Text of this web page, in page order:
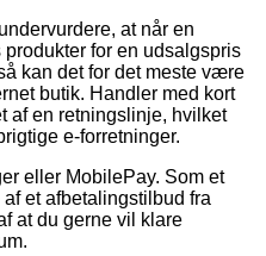
at når en
for en udsalgspris
kan det for det meste være
butik. Handler med kort
af en retningslinje, hvilket
e-forretninger.
eller MobilePay. Som et
et afbetalingstilbud fra
at du gerne vil klare